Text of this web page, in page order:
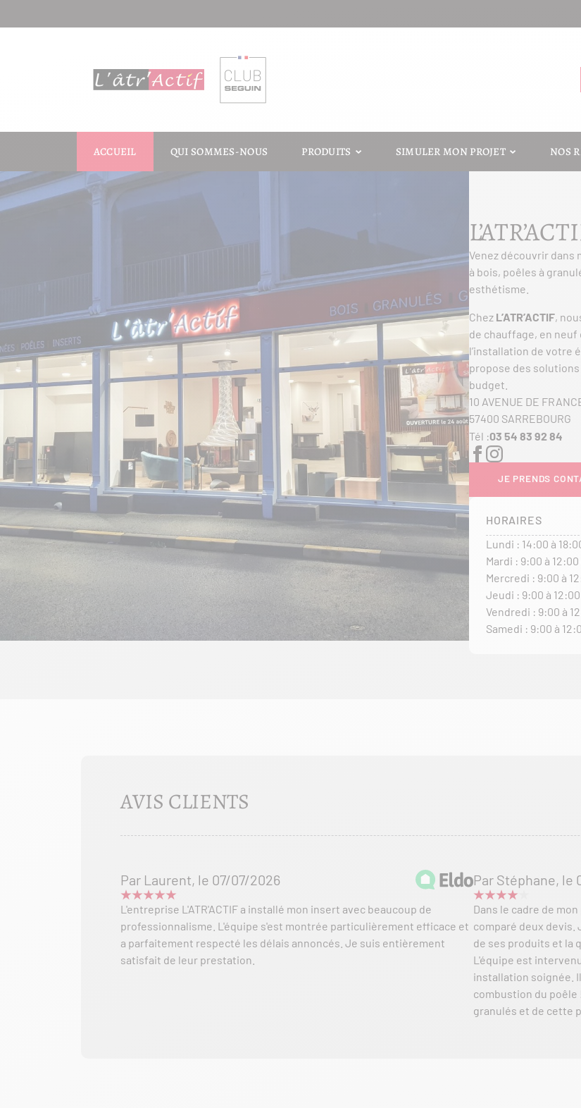
ACCUEIL QUI SOMMES-NOUS PRODUITS SIMULER MON PROJET NOS
Venez découvrir dans
à bois, poêles à
esthétisme.
Chez L’ATR’ACTIF,
de chauffage, en neuf
l’installation de votre
propose des
budget.
10 AVENUE DE
57400 SARREBOURG
Tél :03 54 83 92 84
JE PRENDS
HORAIRES
Lundi : 14:00 à
Mardi : 9:00 à
Mercredi : 9:00 à
Jeudi : 9:00 à 12:00
Vendredi : 9:00 à
Samedi : 9:00 à
AVIS CLIENTS
Par Laurent, le 07/07/2026
L'entreprise L'ATR'ACTIF a installé mon insert avec beaucoup de
professionnalisme. L'équipe s'est montrée particulièrement efficace et
a parfaitement respecté les délais annoncés. Je suis entièrement
satisfait de leur prestation.
Par Stéphane, le
Dans le cadre de
comparé deux devis.
de ses produits et la
L'équipe est
installation soignée.
combustion du
granulés et de cette